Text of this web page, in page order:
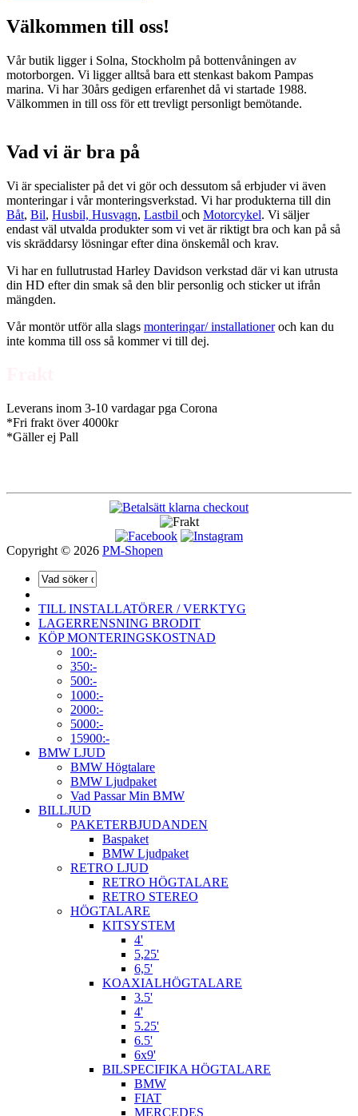
Välkommen till oss!
Vår butik ligger i Solna, Stockholm på bottenvåningen av
motorborgen. Vi ligger alltså bara ett stenkast bakom Pampas
marina. Vi har 30års gedigen erfarenhet då vi startade 1988.
Välkommen in till oss för ett trevligt personligt bemötande.
Vad vi är bra på
Vi är specialister på det vi gör och dessutom så erbjuder vi även
monteringar i vår monteringsverkstad. Vi har produkterna till din
Båt, Bil, Husbil, Husvagn, Lastbil och Motorcykel. Vi säljer
endast väl utvalda produkter som vi vet är riktigt bra och kan på så
vis skräddarsy lösningar efter dina önskemål och krav.
Vi har en fullutrustad Harley Davidson verkstad där vi kan utrusta
din HD efter din smak så den blir personlig och sticker ut ifrån
mängden.
Vår montör utför alla slags monteringar/ installationeroch kan du
inte komma till oss så kommer vi till dej.
Leverans inom 3-10 vardagar pga Corona
*Fri frakt över 4000kr
*Gäller ej Pall
Copyright © 2026 PM-Shopen
TILL INSTALLATÖRER / VERKTYG
LAGERRENSNING BRODIT
KÖP MONTERINGSKOSTNAD
100:-
350:-
500:-
1000:-
2000:-
5000:-
15900:-
BMW LJUD
BMW Högtalare
BMW Ljudpaket
Vad Passar Min BMW
BILLJUD
PAKETERBJUDANDEN
Baspaket
BMW Ljudpaket
RETRO LJUD
RETRO HÖGTALARE
RETRO STEREO
HÖGTALARE
KITSYSTEM
4'
5,25'
6,5'
KOAXIALHÖGTALARE
3.5'
4'
5.25'
6.5'
6x9'
BILSPECIFIKA HÖGTALARE
BMW
FIAT
MERCEDES